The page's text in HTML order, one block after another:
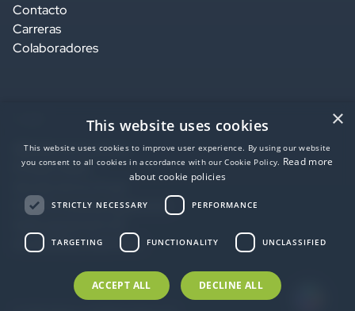
Contacto
Carreras
Colaboradores
Website terms of use
Privacy notice
Data Processing Agreement
Accessibility statement
×
This website uses cookies
This website uses cookies to improve user experience. By using our website
you consent to all cookies in accordance with our Cookie Policy. Read more
about cookie policies
STRICTLY NECESSARY PERFORMANCE
TARGETING FUNCTIONALITY UNCLASSIFIED
ACCEPT ALL DECLINE ALL